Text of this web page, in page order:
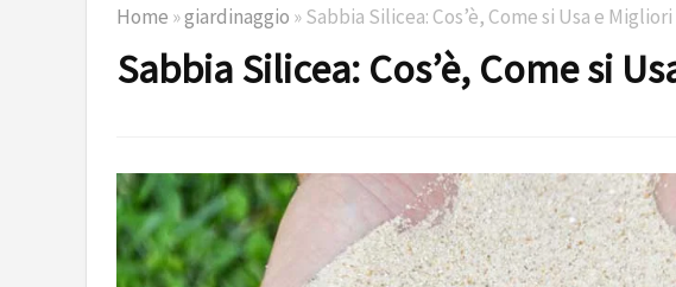
Home »giardinaggio »Sabbia Silicea: Cos’è, Come si Usa e
Sabbia Silicea: Cos’è, Come si